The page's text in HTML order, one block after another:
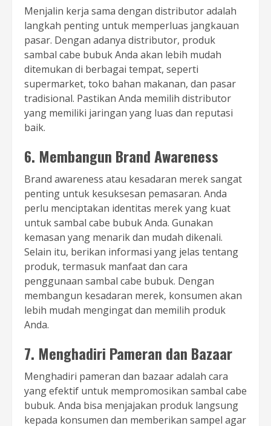
Menjalin kerja sama dengan distributor adalah
langkah penting untuk memperluas jangkauan
pasar. Dengan adanya distributor, produk
sambal cabe bubuk Anda akan lebih mudah
ditemukan di berbagai tempat, seperti
supermarket, toko bahan makanan, dan pasar
tradisional. Pastikan Anda memilih distributor
yang memiliki jaringan yang luas dan reputasi
baik.
6. Membangun Brand Awareness
Brand awareness atau kesadaran merek sangat
penting untuk kesuksesan pemasaran. Anda
perlu menciptakan identitas merek yang kuat
untuk sambal cabe bubuk Anda. Gunakan
kemasan yang menarik dan mudah dikenali.
Selain itu, berikan informasi yang jelas tentang
produk, termasuk manfaat dan cara
penggunaan sambal cabe bubuk. Dengan
membangun kesadaran merek, konsumen akan
lebih mudah mengingat dan memilih produk
Anda.
7. Menghadiri Pameran dan Bazaar
Menghadiri pameran dan bazaar adalah cara
yang efektif untuk mempromosikan sambal cabe
bubuk. Anda bisa menjajakan produk langsung
kepada konsumen dan memberikan sampel agar